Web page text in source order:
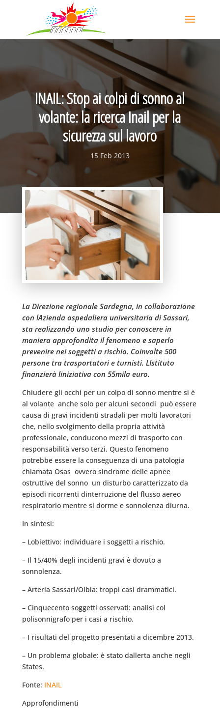
INAIL: Stop ai colpi di sonno al
volante: la ricerca Inail per la
sicurezza sul lavoro
15 Feb 2013
La Direzione regionale Sardegna, in collaborazione
con lAzienda ospedaliera universitaria di Sassari,
sta realizzando uno studio per conoscere in
maniera approfondita il fenomeno e saperlo
prevenire nei soggetti a rischio. Coinvolte 500
persone tra trasportatori e turnisti. LIstituto
finanzierà liniziativa con 55mila euro.
Chiudere gli occhi per un colpo di sonno mentre si è
al volante  anche solo per alcuni secondi  può essere
causa di gravi incidenti stradali per molti lavoratori
che, nello svolgimento della propria attività
professionale, conducono mezzi di trasporto con
responsabilità verso terzi. Questo fenomeno
potrebbe essere la conseguenza di una patologia
chiamata Osas  ovvero sindrome delle apnee
ostruttive del sonno  un disturbo caratterizzato da
episodi ricorrenti dinterruzione del flusso aereo
respiratorio mentre si dorme e sonnolenza diurna.
In sintesi:
– Lobiettivo: individuare i soggetti a rischio.
– Il 15/40% degli incidenti gravi è dovuto a
sonnolenza.
– Arteria Sassari/Olbia: troppi casi drammatici.
– Cinquecento soggetti osservati: analisi col
polisonnigrafo per i casi a rischio.
– I risultati del progetto presentati a dicembre 2013.
– Un problema globale: è stato dallerta anche negli
States.
Fonte: INAIL
Approfondimenti